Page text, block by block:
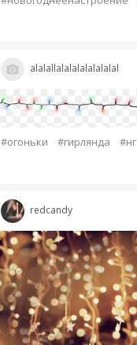
alalallalalalalalalalal
#огоньки #гирлянда #нг
redcandy